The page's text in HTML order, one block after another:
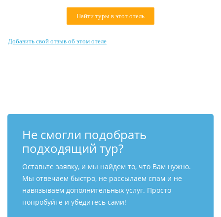
Как купить
Найти туры в этот отель
Добавить свой отзыв об этом отеле
Не смогли подобрать
подходящий тур?
Оставьте заявку, и мы найдем то, что Вам нужно.
Мы отвечаем быстро, не рассылаем спам и не
навязываем дополнительных услуг. Просто
попробуйте и убедитесь сами!